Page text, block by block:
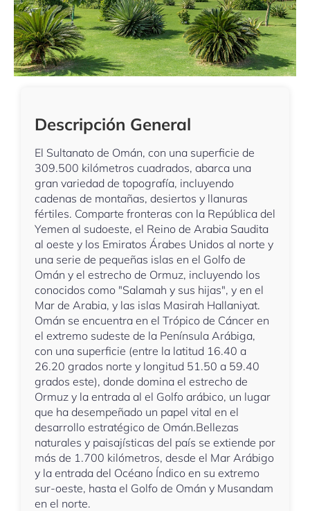
Descripción General
El Sultanato de Omán, con una superficie de
309.500 kilómetros cuadrados, abarca una
gran variedad de topografía, incluyendo
cadenas de montañas, desiertos y llanuras
fértiles. Comparte fronteras con la República del
Yemen al sudoeste, el Reino de Arabia Saudita
al oeste y los Emiratos Árabes Unidos al norte y
una serie de pequeñas islas en el Golfo de
Omán y el estrecho de Ormuz, incluyendo los
conocidos como "Salamah y sus hijas", y en el
Mar de Arabia, y las islas Masirah Hallaniyat.
Omán se encuentra en el Trópico de Cáncer en
el extremo sudeste de la Península Arábiga,
con una superficie (entre la latitud 16.40 a
26.20 grados norte y longitud 51.50 a 59.40
grados este), donde domina el estrecho de
Ormuz y la entrada al el Golfo arábico, un lugar
que ha desempeñado un papel vital en el
desarrollo estratégico de Omán.Bellezas
naturales y paisajísticas del país se extiende por
más de 1.700 kilómetros, desde el Mar Arábigo
y la entrada del Océano Índico en su extremo
sur-oeste, hasta el Golfo de Omán y Musandam
en el norte.